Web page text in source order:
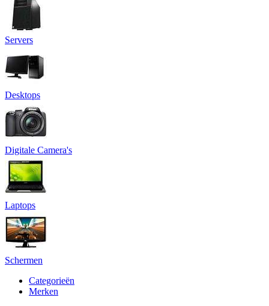
Servers
Desktops
Digitale Camera's
Laptops
Schermen
Categorieën
Merken